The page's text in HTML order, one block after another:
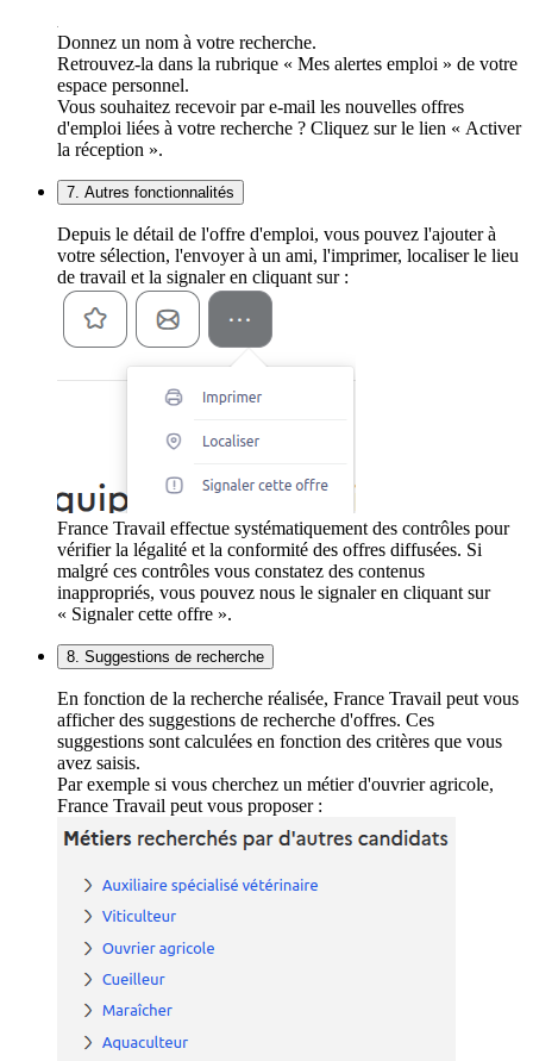
Donnez un nom à votre recherche.
Retrouvez-la dans la rubrique « Mes alertes emploi » de votre
espace personnel.
Vous souhaitez recevoir par e-mail les nouvelles offres
d'emploi liées à votre recherche ? Cliquez sur le lien « Activer
la réception ».
7. Autres fonctionnalités
Depuis le détail de l'offre d'emploi, vous pouvez l'ajouter à
votre sélection, l'envoyer à un ami, l'imprimer, localiser le lieu
de travail et la signaler en cliquant sur :
France Travail effectue systématiquement des contrôles pour
vérifier la légalité et la conformité des offres diffusées. Si
malgré ces contrôles vous constatez des contenus
inappropriés, vous pouvez nous le signaler en cliquant sur
« Signaler cette offre ».
8. Suggestions de recherche
En fonction de la recherche réalisée, France Travail peut vous
afficher des suggestions de recherche d'offres. Ces
suggestions sont calculées en fonction des critères que vous
avez saisis.
Par exemple si vous cherchez un métier d'ouvrier agricole,
France Travail peut vous proposer :